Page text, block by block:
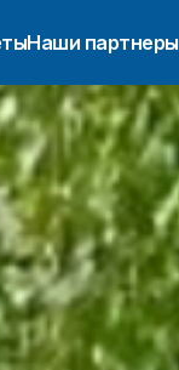
Наши партнеры